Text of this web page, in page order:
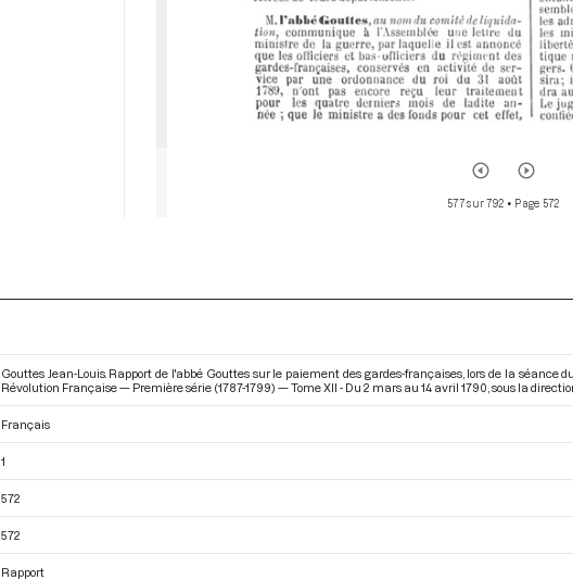
577 sur 792 • Page 572
Gouttes Jean-Louis. Rapport de l'abbé Gouttes sur le paiement des gardes-françaises, lors de la séance
Révolution Française — Première série (1787-1799) — Tome XII - Du 2 mars au 14 avril 1790 , sous la
Français
1
572
572
Rapport